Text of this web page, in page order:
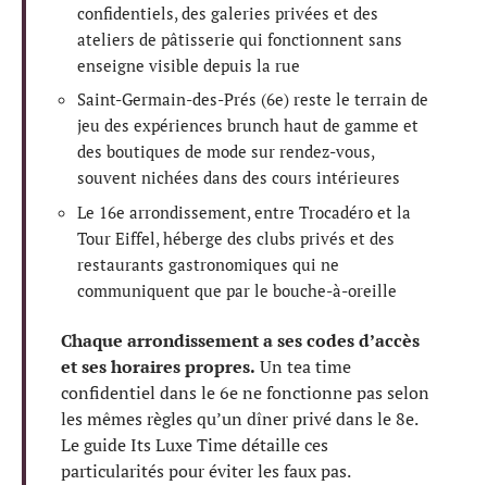
confidentiels, des galeries privées et des
ateliers de pâtisserie qui fonctionnent sans
enseigne visible depuis la rue
Saint-Germain-des-Prés (6e) reste le terrain de
jeu des expériences brunch haut de gamme et
des boutiques de mode sur rendez-vous,
souvent nichées dans des cours intérieures
Le 16e arrondissement, entre Trocadéro et la
Tour Eiffel, héberge des clubs privés et des
restaurants gastronomiques qui ne
communiquent que par le bouche-à-oreille
Chaque arrondissement a ses codes d’accès
et ses horaires propres. Un tea time
confidentiel dans le 6e ne fonctionne pas selon
les mêmes règles qu’un dîner privé dans le 8e.
Le guide Its Luxe Time détaille ces
particularités pour éviter les faux pas.